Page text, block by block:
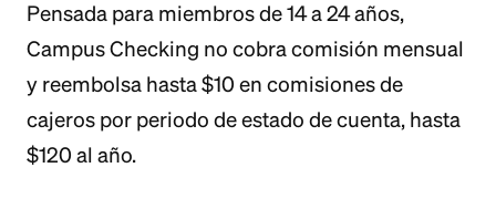
Pensada para miembros de 14 a 24 años,
Campus Checking no cobra comisión mensual
y reembolsa hasta $10 en comisiones de
cajeros por periodo de estado de cuenta, hasta
$120 al año.